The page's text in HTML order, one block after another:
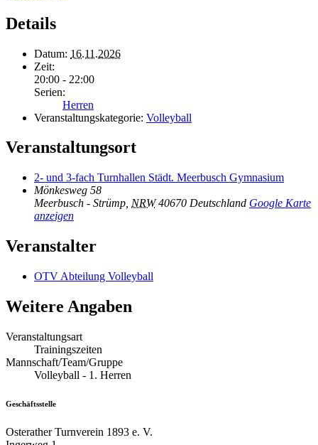
Details
Datum: 16.11.2026
Zeit:
20:00 - 22:00
Serien:
Herren
Veranstaltungskategorie: Volleyball
Veranstaltungsort
2- und 3-fach Turnhallen Städt. Meerbusch Gymnasium
Mönkesweg 58
Meerbusch - Strümp NRW 40670 Deutschland Google Karte
anzeigen
Veranstalter
OTV Abteilung Volleyball
Weitere Angaben
Veranstaltungsart
Trainingszeiten
Mannschaft/Team/Gruppe
Volleyball - 1. Herren
Geschäftsstelle
Osterather Turnverein 1893 e. V.